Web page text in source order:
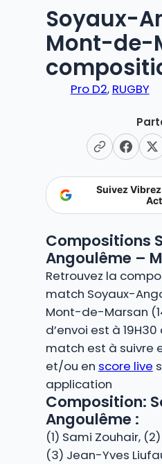
Soyaux-
Mont-de-
Pro D2, RUGBY
Suivez
Compositions
Angoulême –
Retrouvez la
match Soyaux-
Mont-de-Marsan
d’envoi est à
match est à suivre
et/ou en score live
application
Composition:
Angoulême :
(1) Sami Zouhair,
(3) Jean-Yves